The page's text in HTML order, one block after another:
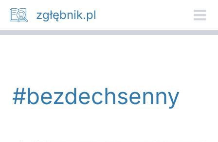
Przejdź
treści
zgłębnik.pl
#bezdechsenny